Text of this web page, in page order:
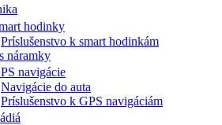
hodinky
Príslušenstvo k smart hodinkám
náramky
navigácie
Navigácie do auta
Príslušenstvo k GPS navigáciám